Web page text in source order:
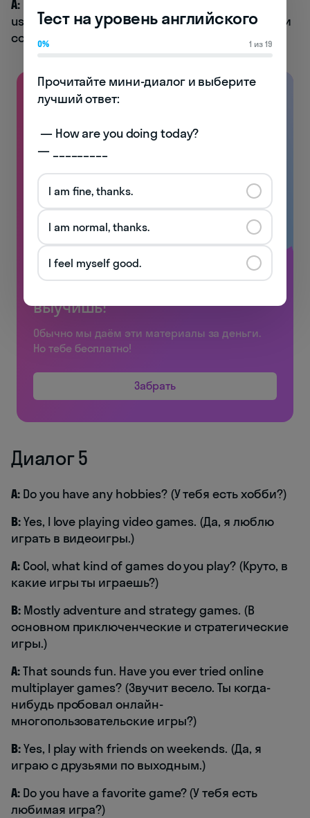
A:It’s a nice way to relax and create something
useful. (Это прекрасный способ расслабиться и
создать что-то полезное.)
Английский, который ты
выучишь!
Обычно мы даём эти материалы за деньги.
Но тебе бесплатно!
Забрать
Диалог 5
A:Do you have any hobbies? (У тебя есть хобби?)
B:Yes, I love playing video games. (Да, я люблю
играть в видеоигры.)
A:Cool, what kind of games do you play? (Круто, в
какие игры ты играешь?)
B:Mostly adventure and strategy games. (В
основном приключенческие и стратегические
игры.)
A:That sounds fun. Have you ever tried online
multiplayer games? (Звучит весело. Ты когда-
нибудь пробовал онлайн-
многопользовательские игры?)
B:Yes, I play with friends on weekends. (Да, я
играю с друзьями по выходным.)
A:Do you have a favorite game? (У тебя есть
любимая игра?)
Тест на уровень английского
0% 1 из 19
Прочитайте мини-диалог и выберите
лучший ответ:
— _________
I am fine, thanks.
I am normal, thanks.
I feel myself good.